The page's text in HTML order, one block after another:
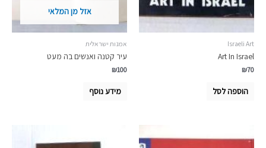
Israeli Art
Art In Israel
₪70
הוספה לסל
אזל מן המלאי
אמנות ישראלית
עיר קטנה ואנשים בה מעט
₪100
מידע נוסף